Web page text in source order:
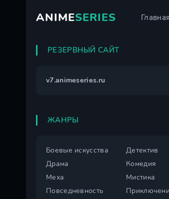
ANIMESERIES Главная
РЕЗЕРВНЫЙ САЙТ
v7.animeseries.ru
ЖАНРЫ
Боевые искусства
Детектив
Драма
Комедия
Меха
Мистика
Повседневность